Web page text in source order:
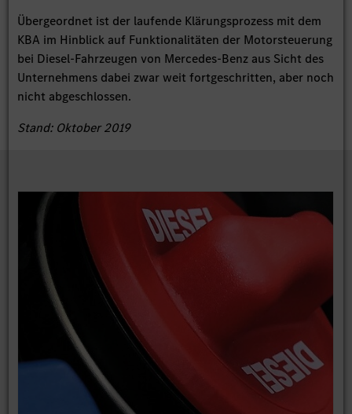
Übergeordnet ist der laufende Klärungsprozess mit dem
KBA im Hinblick auf Funktionalitäten der Motorsteuerung
bei Diesel-Fahrzeugen von Mercedes-Benz aus Sicht des
Unternehmens dabei zwar weit fortgeschritten, aber noch
nicht abgeschlossen.
Stand: Oktober 2019